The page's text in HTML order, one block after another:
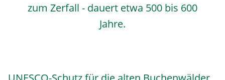
zum Zerfall - dauert etwa 500 bis 600
Jahre.